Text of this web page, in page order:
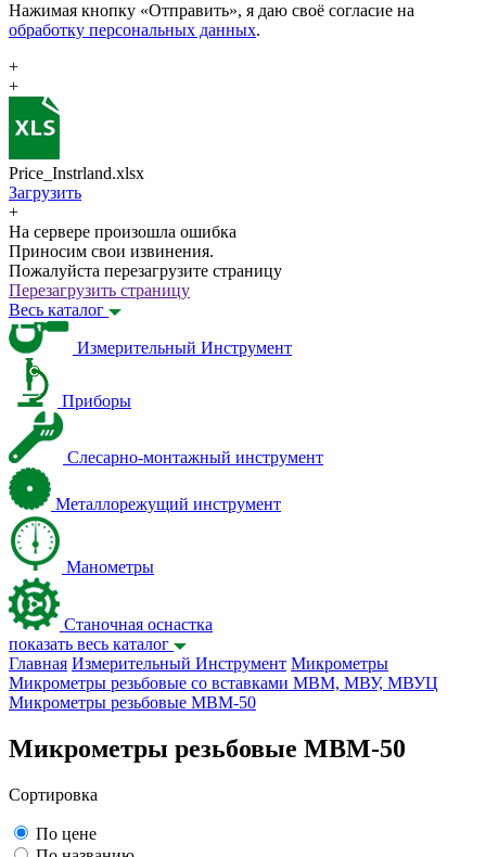
Нажимая кнопку «Отправить», я даю своё согласие на
обработку персональных данных.
+
+
Price_Instrland.xlsx
Загрузить
+
На сервере произошла ошибка
Приносим свои извинения.
Пожалуйста перезагрузите страницу
Перезагрузить страницу
Весь каталог
Измерительный Инструмент
Приборы
Слесарно-монтажный инструмент
Металлорежущий инструмент
Манометры
Станочная оснастка
показать весь каталог
Главная Измерительный Инструмент Микрометры
Микрометры резьбовые со вставками МВМ, МВУ, МВУЦ
Микрометры резьбовые МВМ-50
Микрометры резьбовые МВМ-50
Сортировка
По цене